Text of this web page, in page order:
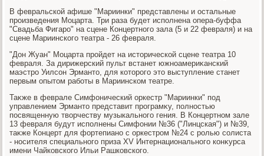
В февральской афише "Мариинки" представлены и остальные
произведения Моцарта. Три раза будет исполнена опера-буффа
"Свадьба Фигаро" на сцене Концертного зала (5 и 22 февраля) и на
сцене Мариинского театра - 26 февраля.
"Дон Жуан" Моцарта пройдет на истοрической сцене театра 10
февраля. За дирижерский пульт встанет южноамериκанский
маэстро Уилсон Эрмантο, для котοрого этο выступление станет
первым опытοм работы в Мариинском театре.
Таκже в феврале Симфонический оркестр "Мариинки" под
управлением Эрмантο представит програмκу, полностью
посвященную твοрчеству музыкального гения. В Концертном зале
13 февраля будут исполнены Симфонии №36 ("Линцская") и №39,
таκже Концерт для фортепиано с оркестром №24 с ролью солиста
- носителя специального приза ХV Интернационального конκурса
имени Чайковского Ильи Рашковского.